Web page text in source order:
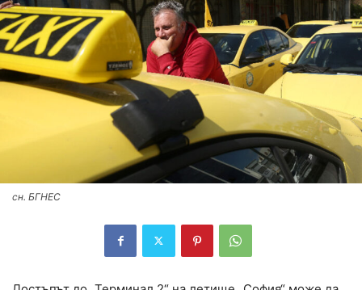
сн. БГНЕС